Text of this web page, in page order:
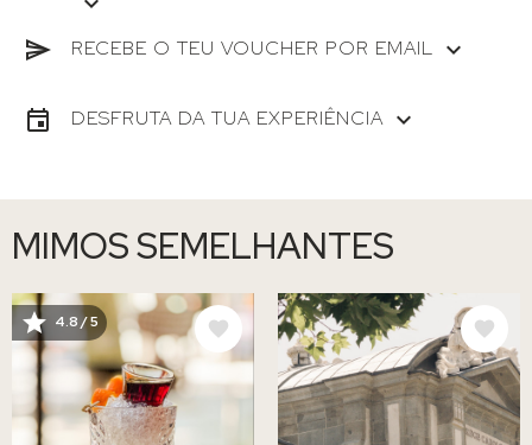
RECEBE O TEU VOUCHER POR EMAIL
DESFRUTA DA TUA EXPERIÊNCIA
MIMOS SEMELHANTES
IMAGEM
4.8 / 5 IMAGEM